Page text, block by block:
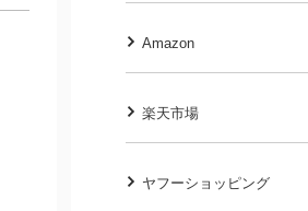
Amazon
楽天市場
ヤフーショッピング